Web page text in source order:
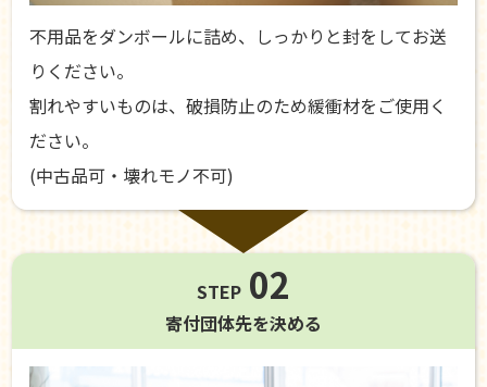
不用品をダンボールに詰め、しっかりと封をしてお送
りください。
割れやすいものは、破損防止のため緩衝材をご使用く
ださい。
(中古品可・壊れモノ不可)
STEP 02
寄付団体先を決める